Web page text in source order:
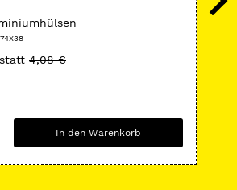
statt 4,08 €
In den Warenkorb